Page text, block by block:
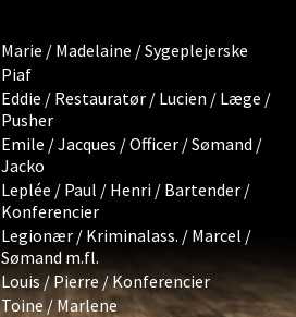
Marie / Madelaine / Sygeplejerske
Piaf
Eddie / Restauratør / Lucien / Læge /
Pusher
Emile / Jacques / Officer / Sømand /
Jacko
Leplée / Paul / Henri / Bartender /
Konferencier
Legionær / Kriminalass. / Marcel /
Sømand m.fl.
Louis / Pierre / Konferencier
Toine / Marlene